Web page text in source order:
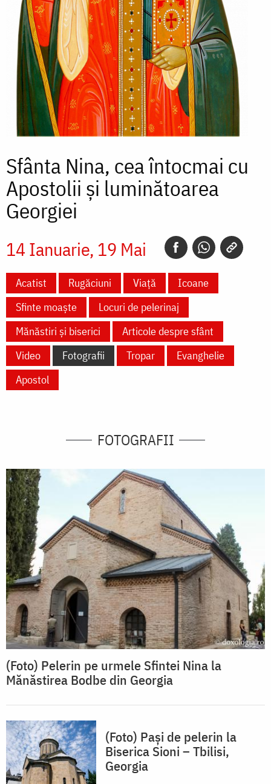
Sfânta Nina, cea întocmai cu
Apostolii și luminătoarea
Georgiei
14 Ianuarie 19 Mai
Acatist Rugăciuni Viață
Icoane
Sfinte moaște
Locuri de pelerinaj
Mănăstiri și biserici
Articole despre sfânt
Video
Fotografii Tropar
Evanghelie
Apostol
FOTOGRAFII
(Foto) Pelerin pe urmele Sfintei Nina la
Mănăstirea Bodbe din Georgia
(Foto) Pași de pelerin la
Biserica Sioni – Tbilisi,
Georgia